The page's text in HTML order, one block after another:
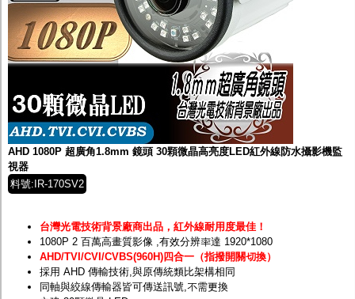
AHD 1080P 超廣角1.8mm 鏡頭 30顆微晶高亮度LED紅外線防水攝影機監
視器
料號:IR-170SV2
台灣光電技術背景廠商出品，紅外線耐用度最佳！
1080P 2 百萬高畫質影像 ,有效分辨率達 1920*1080
AHD/TVI/CVI/CVBS(960H)四合一（指撥開關切換）
採用 AHD 傳輸技術,與原傳統類比架構相同
同軸與絞線傳輸器皆可傳送訊號,不需更換